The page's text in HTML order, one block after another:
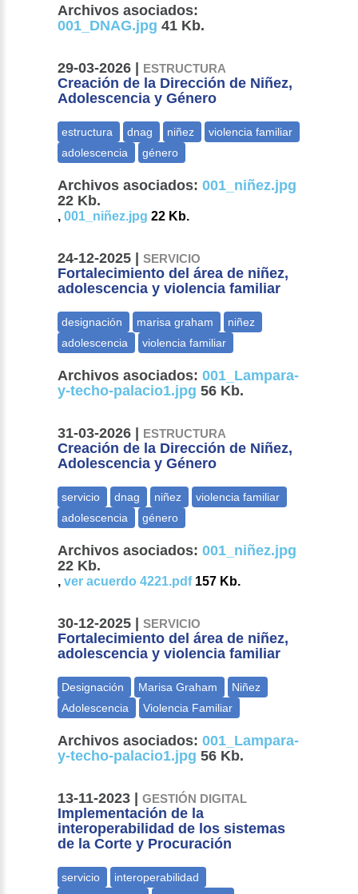
Archivos asociados:
001_DNAG.jpg 41 Kb.
29-03-2026 | ESTRUCTURA
Creación de la Dirección de Niñez,
Adolescencia y Género
Archivos asociados: 001_niñez.jpg
22 Kb.
,001_niñez.jpg 22 Kb.
24-12-2025 |SERVICIO
Fortalecimiento del área de niñez,
adolescencia y violencia familiar
Archivos asociados: 001_Lampara-
y-techo-palacio1.jpg 56 Kb.
31-03-2026 | ESTRUCTURA
Creación de la Dirección de Niñez,
Adolescencia y Género
Archivos asociados: 001_niñez.jpg
22 Kb.
,ver acuerdo 4221.pdf157 Kb.
30-12-2025 |SERVICIO
Fortalecimiento del área de niñez,
adolescencia y violencia familiar
Archivos asociados: 001_Lampara-
y-techo-palacio1.jpg 56 Kb.
13-11-2023 |GESTIÓN DIGITAL
Implementación de la
interoperabilidad de los sistemas
de la Corte y Procuración